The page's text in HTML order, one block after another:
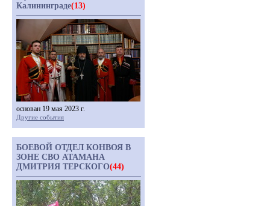
Калининграде(13)
основан 19 мая 2023 г.
Другие события
БОЕВОЙ ОТДЕЛ КОНВОЯ В
ЗОНЕ СВО АТАМАНА
ДМИТРИЯ ТЕРСКОГО(44)